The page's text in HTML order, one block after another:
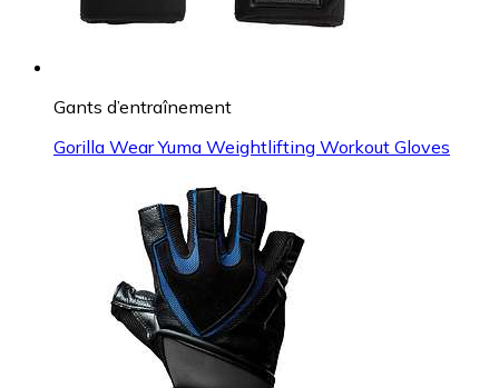
Gants d’entraînement
Gorilla Wear Yuma Weightlifting Workout Gloves